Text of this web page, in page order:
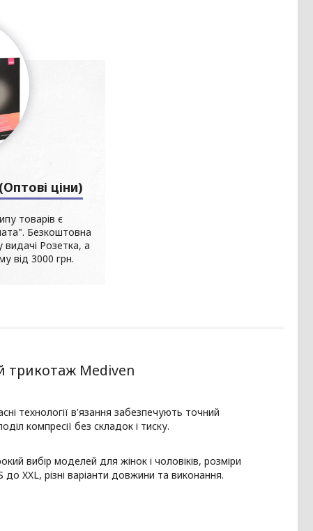
ціни)
товарів є
Безкоштовна
видачі Розетка, а
від 3000 грн.
трикотаж Mediven
технології в'язання забезпечують точний
компресії без складок і тиску.
вибір моделей для жінок і чоловіків, розміри
до XXL, різні варіанти довжини та виконання.